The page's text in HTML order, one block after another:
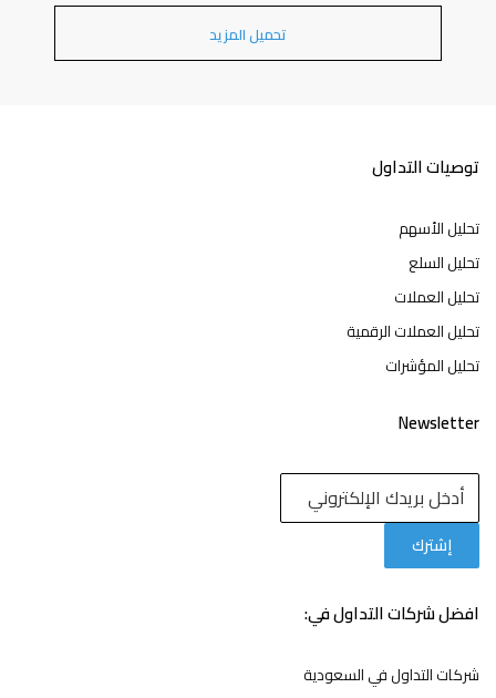
تحميل المزيد
توصيات التداول
تحليل الأسهم
تحليل السلع
تحليل العملات
تحليل العملات الرقمية
تحليل المؤشرات
Newsletter
افضل شركات التداول في:
شركات التداول في السعودية